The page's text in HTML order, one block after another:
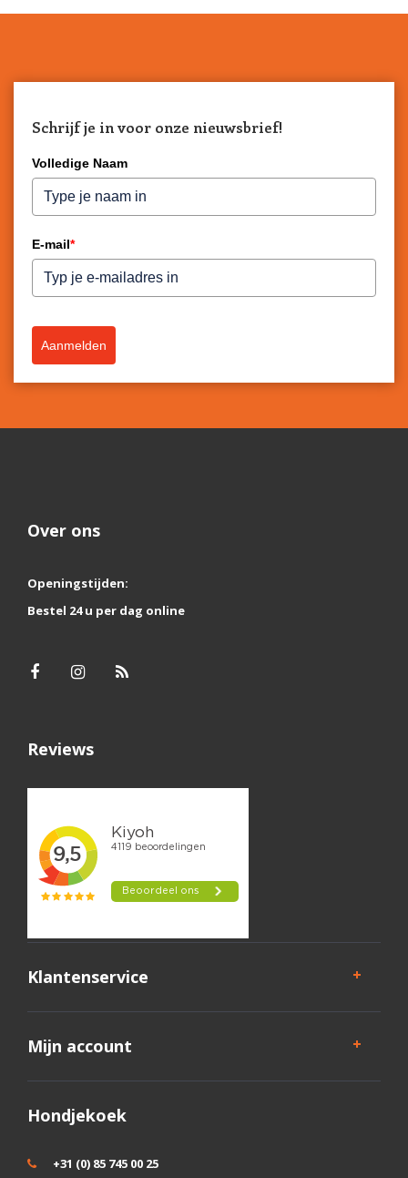
Schrijf je in voor onze nieuwsbrief!
Volledige Naam
E-mail*
Aanmelden
Over ons
Openingstijden:
Bestel 24 u per dag online
Reviews
Klantenservice
Mijn account
Hondjekoek
+31 (0) 85 745 00 25